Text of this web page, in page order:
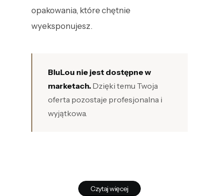
opakowania, które chętnie
wyeksponujesz.
BluLou nie jest dostępne w
marketach. Dzięki temu Twoja
oferta pozostaje profesjonalna i
wyjątkowa.
Czytaj więcej